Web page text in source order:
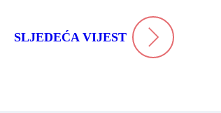
SLJEDEĆA VIJEST